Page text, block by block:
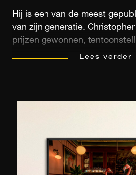
Hij is een van de meest
van zijn generatie.
prijzen gewonnen,
succesvolle publicaties op zijn
toen hij de gevaarlijke
Haïtianen aan boord van een
boot documenteerde – een
Lees verder